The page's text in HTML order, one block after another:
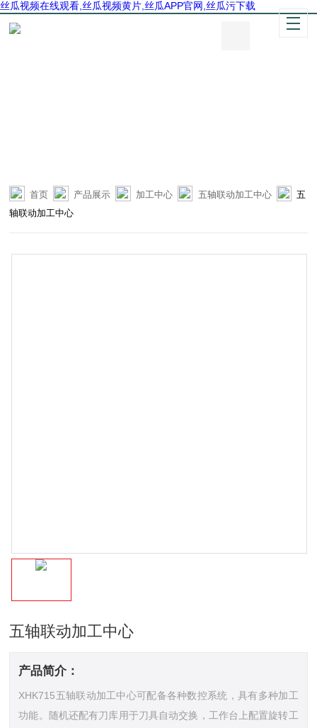
丝瓜视频在线观看,丝瓜视频黄片,丝瓜APP官网,丝瓜污下载
首页 产品展示 加工中心 五轴联动加工中心
五
轴联动加工中心
五轴联动加工中心
产品简介：
XHK715五轴联动加工中心可配备各种数控系统，具有多种加工
功能。随机还配有刀库用于刀具自动交换，工作台上配置旋转工